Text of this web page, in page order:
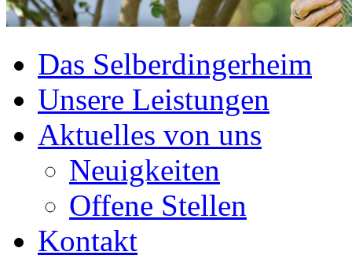
Das Selberdingerheim
Unsere Leistungen
Aktuelles von uns
Neuigkeiten
Offene Stellen
Kontakt